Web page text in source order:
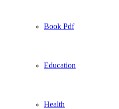
Book Pdf
Education
Health